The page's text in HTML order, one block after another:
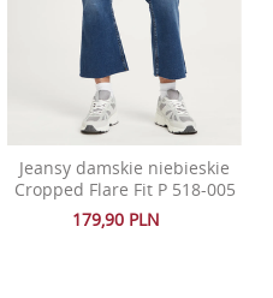
Jeansy damskie niebieskie
Cropped Flare Fit P 518-005
179,90 PLN